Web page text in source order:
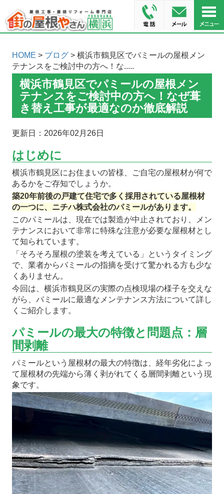
HOME > ブログ> 横浜市鶴見区でパミールの屋根メン
テナンスをご検討中の方へ！な.....
横浜市鶴見区でパミールの屋根メン
テナンスをご検討中の方へ！なぜ葺
き替え工事が最適なのか徹底解説
更新日：2026年02月26日
はじめに
横浜市鶴見区にお住まいの皆様、ご自宅の屋根材が何で
あるかをご存知でしょうか。
築20年前後の戸建て住宅で多く採用されている屋根材
の一つに、ニチハ株式会社のパミールがあります。
このパミールは、現在では製造が中止されており、メン
テナンスにおいて非常に特殊な注意が必要な屋根材とし
て知られています。
「そろそろ屋根の塗装を考えている」というタイミング
で、業者からパミールの指摘を受けて驚かれる方も少な
くありません。
今回は、横浜市鶴見区の実際の点検現場の様子を交えな
がら、パミールに最適なメンテナンス方法について詳し
くご紹介します。
パミールの最大の特徴と問題点：層
間剥離
パミールという屋根材の最大の特徴は、経年劣化によっ
て屋根材の先端から薄く剥がれてくる層間剥離という現
象です。